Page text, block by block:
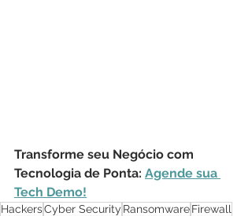
Transforme seu Negócio com
Tecnologia de Ponta: Agende sua
Tech Demo!
HackersCyber Security RansomwareFirewall